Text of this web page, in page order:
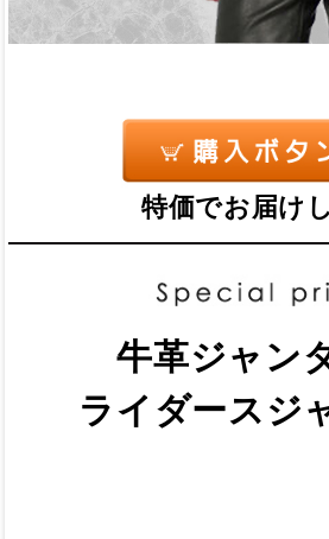
特価でお届け
牛革ジャン
ライダースジ